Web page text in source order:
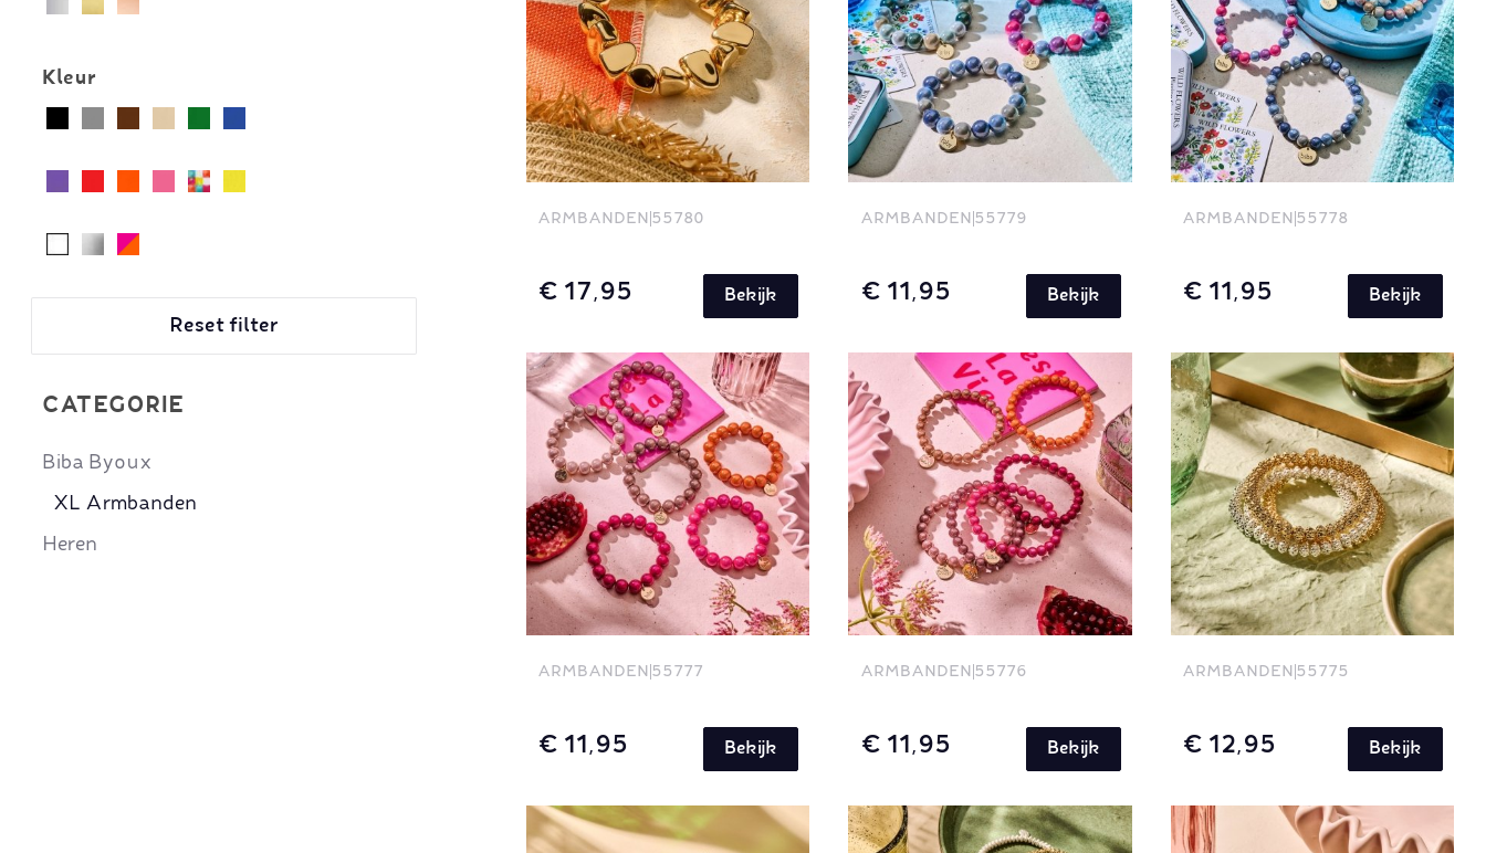
Kleur
Reset filter
CATEGORIE
Biba Byoux
XL Armbanden
Heren
ARMBANDEN 55780
€ 17,95 Bekijk
ARMBANDEN 55779
€ 11,95 Bekijk
ARMBANDEN 55778
€ 11,95 Bekijk
ARMBANDEN 55777
€ 11,95 Bekijk
ARMBANDEN 55776
€ 11,95 Bekijk
ARMBANDEN 55775
€ 12,95 Bekijk